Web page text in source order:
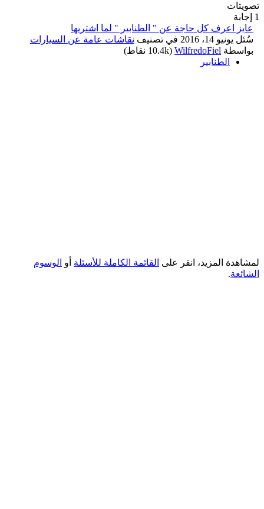
تصويتات
1 إجابة
عايز اعرف كل حاجة عن " الطنابير " لما اشتريها
سُئل يونيو 14، 2016 في تصنيف نقاشات عامة عن السيارات
بواسطة WilfredoFiel
(
10.4k نقاط)
الطنابير
لمشاهدة المزيد، انقر على القائمة الكاملة للأسئلة أو الوسوم
الشائعة.